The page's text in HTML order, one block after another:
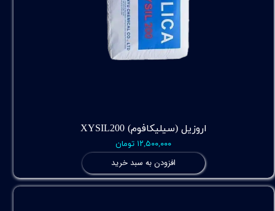
اروزیل (سیلیکافوم) XYSIL200
۱۲,۵۰۰,۰۰۰ تومان
افزودن به سبد خرید